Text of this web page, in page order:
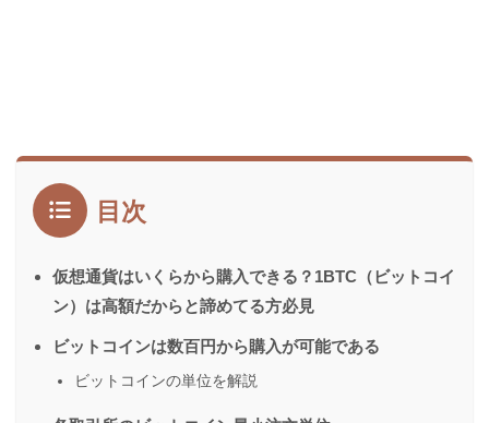
目次
仮想通貨はいくらから購入できる？1BTC（ビットコイ
ン）は高額だからと諦めてる方必見
ビットコインは数百円から購入が可能である
ビットコインの単位を解説